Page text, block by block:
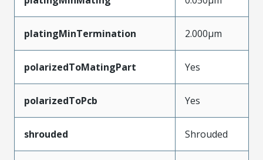
platingMinTermination 2.000µm
polarizedToMatingPart Yes
polarizedToPcb Yes
shrouded Shrouded